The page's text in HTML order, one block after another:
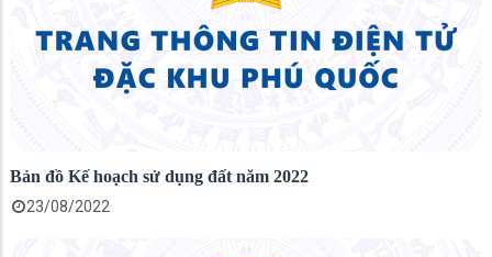
Bản đồ Kế hoạch sử dụng đất năm 2022
23/08/2022